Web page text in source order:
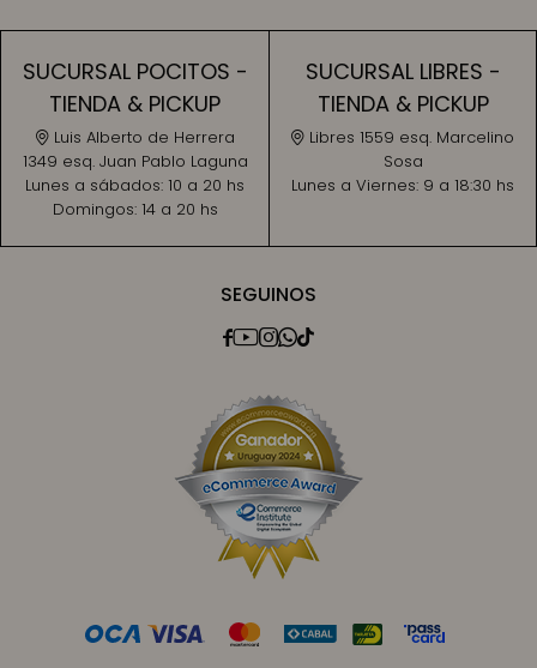
SEGUINOS

SUCURSAL POCITOS -
TIENDA & PICKUP
Luis Alberto de Herrera
1349 esq. Juan Pablo Laguna
Lunes a sábados: 10 a 20 hs
Domingos: 14 a 20 hs
SUCURSAL LIBRES -
TIENDA & PICKUP
Libres 1559 esq. Marcelino
Sosa
Lunes a Viernes: 9 a 18:30 hs